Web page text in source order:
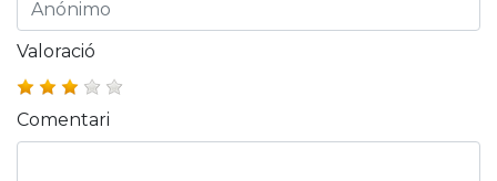
Valoració
Comentari